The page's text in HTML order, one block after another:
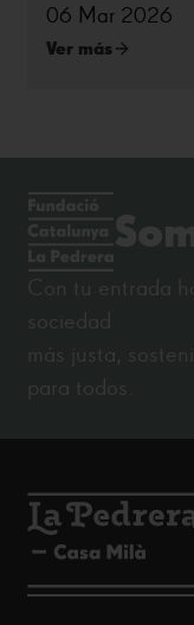
06 Mar 2026
Ver más
Con tu entrada
sociedad
más justa,
para todos.